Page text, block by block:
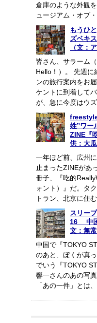
倉庫のような外観
ュージアム・オブ
もうひ
ズベキ
（文：
皆さん、サラーム
Hello！）。 先週に
ンの旅行案内をお
ケントに到着して
が、急に今度はウ
姓”ワー
ZINE『
供：大
一年ほど前、広州
止まったZINEがあ
冊子、『吃的
ォント）』だ。タ
トラン、北京に住
スリー
16 中
文：無
中国で『TOKYO
のあと、ぼくが真
でいう『TOKYO
響一さんのあの写
「あの一件」とは